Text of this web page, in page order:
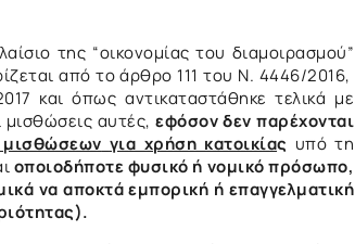
της “οικονομίας του διαμοιρασμού”
από το άρθρο 111 του Ν. 4446/2016,
και όπως αντικαταστάθηκε τελικά με
μισθώσεις αυτές,εφόσον δεν παρέχονται
μισθώσεων για χρήση κατοικίας υπό τη
οποιοδήποτε φυσικό ή νομικό πρόσωπο,
να αποκτά εμπορική ή επαγγελματική